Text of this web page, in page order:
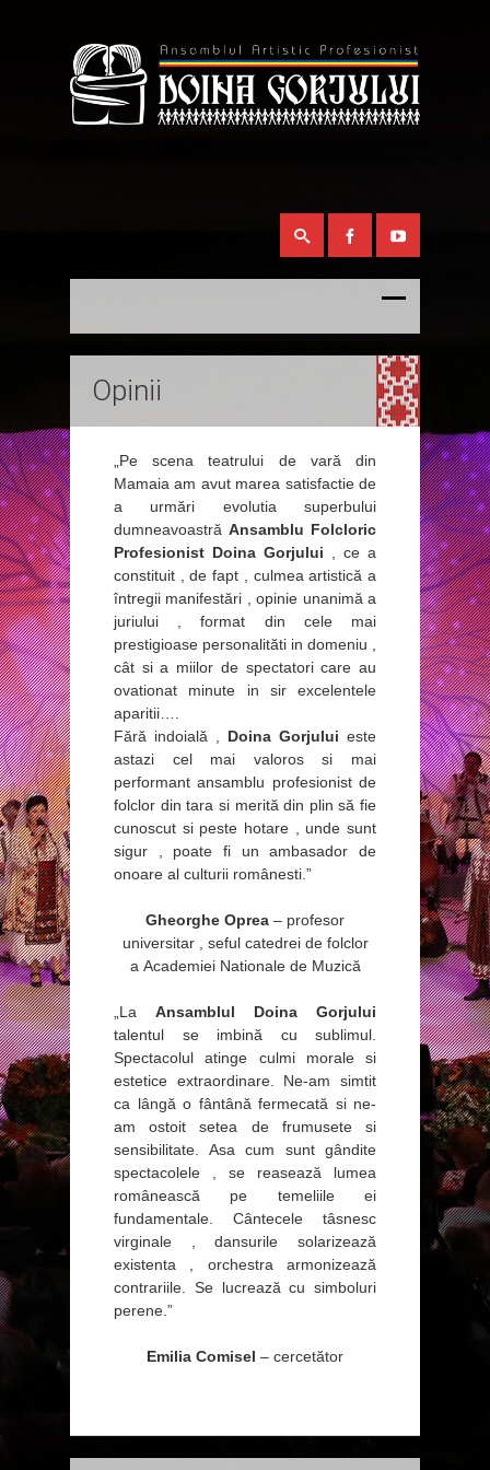
Opinii
„Pe scena teatrului de vară din
Mamaia am avut marea satisfactie de
a urmări evolutia superbului
dumneavoastră Ansamblu Folcloric
Profesionist Doina Gorjului , ce a
constituit , de fapt , culmea artistică a
întregii manifestări , opinie unanimă a
juriului , format din cele mai
prestigioase personalităti in domeniu ,
cât si a miilor de spectatori care au
ovationat minute in sir excelentele
aparitii….
Fără indoială , Doina Gorjului este
astazi cel mai valoros si mai
performant ansamblu profesionist de
folclor din tara si merită din plin să fie
cunoscut si peste hotare , unde sunt
sigur , poate fi un ambasador de
onoare al culturii românesti.”
Gheorghe Oprea – profesor
universitar , seful catedrei de folclor
a Academiei Nationale de Muzică
„La Ansamblul Doina Gorjului
talentul se imbină cu sublimul.
Spectacolul atinge culmi morale si
estetice extraordinare. Ne-am simtit
ca lângă o fântână fermecată si ne-
am ostoit setea de frumusete si
sensibilitate. Asa cum sunt gândite
spectacolele , se reasează lumea
românească pe temeliile ei
fundamentale. Cântecele tâsnesc
virginale , dansurile solarizează
existenta , orchestra armonizează
contrariile. Se lucrează cu simboluri
perene.”
Emilia Comisel – cercetător